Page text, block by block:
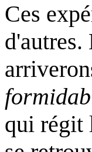
Ces
qui régit